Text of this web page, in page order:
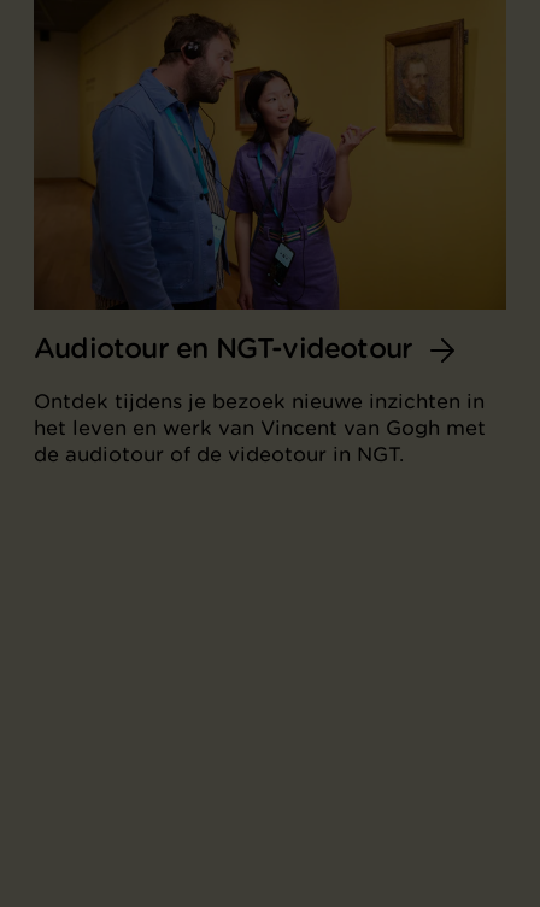
Audiotour en NGT-videotour
Ontdek tijdens je bezoek nieuwe inzichten in
het leven en werk van Vincent van Gogh met
de audiotour of de videotour in NGT.